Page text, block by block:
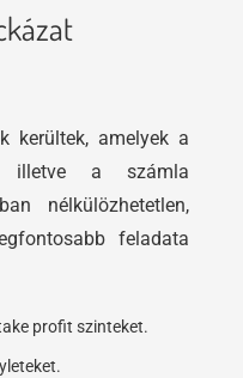
kerültek, amelyek a
illetve a számla
nélkülözhetetlen,
feladata
profit szinteket.